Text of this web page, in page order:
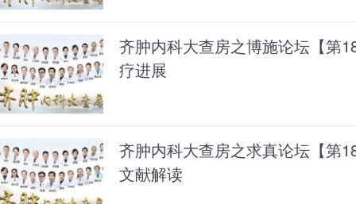
齐肿内科大查房之博施论坛【第
疗进展
齐肿内科大查房之求真论坛【第
文献解读